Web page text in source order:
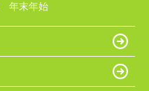
年末年始